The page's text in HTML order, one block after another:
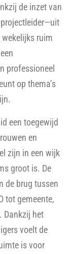
de inzet van
ruim
professioneel
op thema’s
een toegewijd
en
zijn in een wijk
groot is. De
de brug tussen
tot gemeente,
Dankzij het
voelt de
is voor